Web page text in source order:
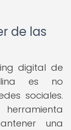
de las
digital de
es no
sociales.
una